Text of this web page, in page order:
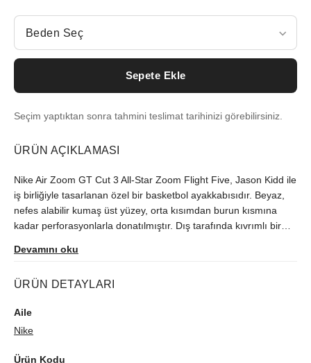
Beden Seç
Beden Seç
Sepete Ekle
Seçim yaptıktan sonra tahmini teslimat tarihinizi görebilirsiniz.
ÜRÜN AÇIKLAMASI
Nike Air Zoom GT Cut 3 All-Star Zoom Flight Five, Jason Kidd ile
iş birliğiyle tasarlanan özel bir basketbol ayakkabısıdır. Beyaz,
nefes alabilir kumaş üst yüzey, orta kısımdan burun kısmına
kadar perforasyonlarla donatılmıştır. Dış tarafında kıvrımlı bir
bulunur. İç kısımda büyük beyaz bir Nike Swoosh ile
tasarım sunar. ZoomX yastıklamalı orta tabanı ile konfor sağlar.
Devamını oku
ÜRÜN DETAYLARI
Aile
Nike
Ürün Kodu